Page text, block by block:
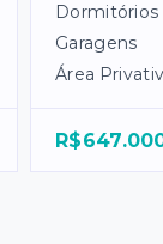
Dormitórios
Garagens
Área